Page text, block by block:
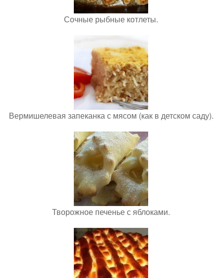
Сочные рыбные котлеты.
Вермишелевая запеканка с мясом (как в детском саду).
Творожное печенье с яблоками.